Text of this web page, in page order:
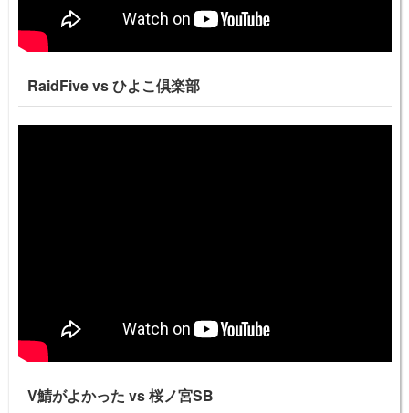
RaidFive vs ひよこ倶楽部
V鯖がよかった vs 桜ノ宮SB